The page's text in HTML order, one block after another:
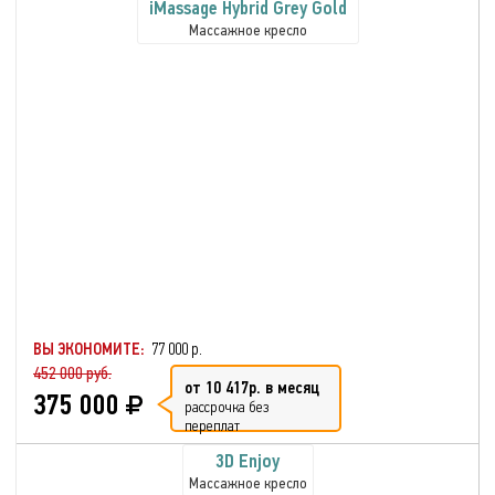
iMassage Hybrid Grey Gold
Массажное кресло
ВЫ ЭКОНОМИТЕ: 77 000 р.
452 000 руб.
375 000 от 10 417р. в месяц
рассрочка без
переплат
3D Enjoy
Массажное кресло